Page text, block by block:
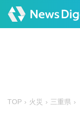
TOP 火災 三重県